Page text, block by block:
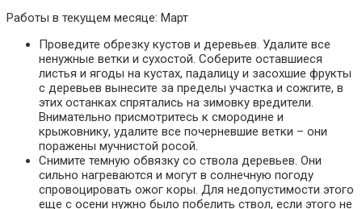
Работы в текущем месяце: Март
Проведите обрезку кустов и деревьев. Удалите все
ненужные ветки и сухостой. Соберите оставшиеся
листья и ягоды на кустах, падалицу и засохшие фрукты
с деревьев вынесите за пределы участка и сожгите, в
этих останках спрятались на зимовку вредители.
Внимательно присмотритесь к смородине и
крыжовнику, удалите все почерневшие ветки – они
поражены мучнистой росой.
Снимите темную обвязку со ствола деревьев. Они
сильно нагреваются и могут в солнечную погоду
спровоцировать ожог коры. Для недопустимости этого
еще с осени нужно было побелить ствол, если этого не